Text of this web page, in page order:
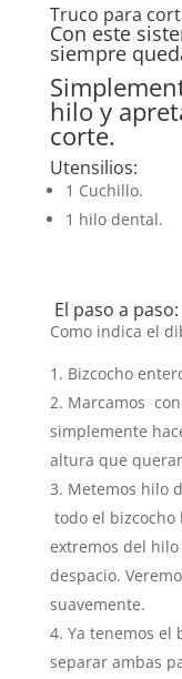
Truco para
Con este
siempre
hilo y
corte.
Utensilios:
1 Cuchillo.
1 hilo dental.
El paso a paso:
Como indica el
Bizcocho
Marcamos
simplemente
altura que
Metemos hilo
todo el bizcocho
extremos del
despacio.
suavemente.
Ya tenemos el
separar ambas